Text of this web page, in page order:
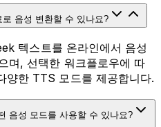
음성 변환할 수 있나요?
텍스트를 온라인에서 음성
며, 선택한 워크플로우에 따
양한 TTS 모드를 제공합니다.
음성 모드를 사용할 수 있나요?